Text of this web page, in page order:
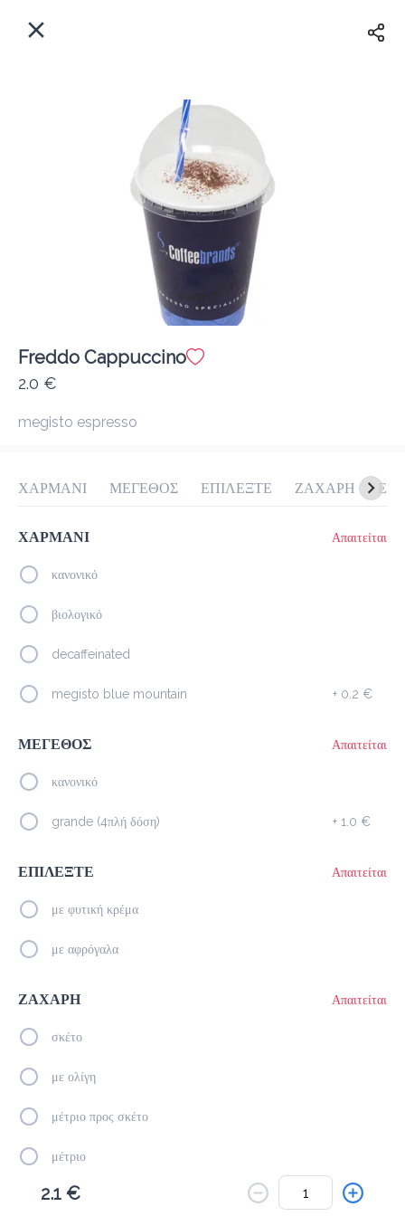
Πού παραδίδουμε;
Coffeebrands Πανεπιστιμίου 30
προ-παραγγελία • Κριτικές
Όλες
Το μενού δεν είναι διαθέσιμο.
Freddo Cappuccino
2.0 €
megisto espresso
ΧΑΡΜΑΝΙ ΜΕΓΕΘΟΣ ΕΠΙΛΕΞΤΕ ΖΑΧΑΡΗ
ΧΑΡΜΑΝΙ Απαιτείται
κανονικό
βιολογικό
decaffeinated
megisto blue mountain + 0.2 €
ΜΕΓΕΘΟΣ Απαιτείται
κανονικό
grande (4πλή δόση) + 1.0 €
ΕΠΙΛΕΞΤΕ Απαιτείται
με φυτική κρέμα
με αφρόγαλα
ΖΑΧΑΡΗ Απαιτείται
σκέτο
με ολίγη
μέτριο προς σκέτο
μέτριο
μέτριο προς γλυκό
2.1 €